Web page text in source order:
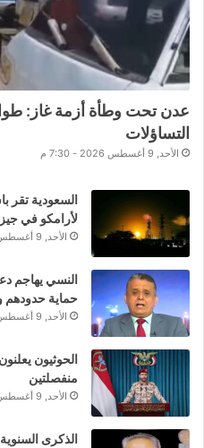
عدن تحت وطأة أزمة غاز:
التساؤلات
الأحد, 9 أغسطس 2026 - 7:30 م
السعودية تقر
لأرامكو في
الأحد, 9 أغسطس 2026 - 7:15 م
النسي يهاجم
حماية حدودهم
الأحد, 9 أغسطس 2026 - 7:00 م
الحوثيون
منفصلتين
الأحد, 9 أغسطس 2026 - 6:48 م
الذكرى